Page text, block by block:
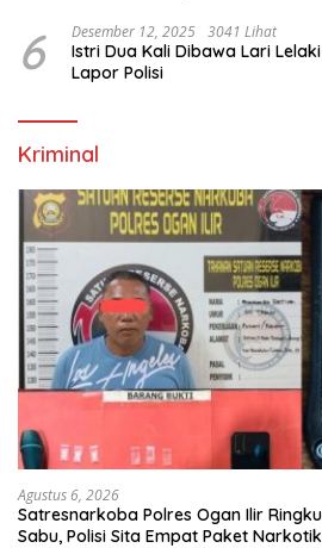
6 Desember 12, 2025 3041 Lihat
Istri Dua Kali Dibawa Lari
Lapor Polisi
Kriminal
Agustus 6, 2026
Satresnarkoba Polres Ogan Ilir
Sabu, Polisi Sita Empat Paket